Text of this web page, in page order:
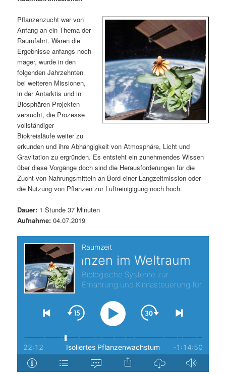
ä
r
e
n
I
n
h
a
t
s
r
g
e
n
d
ä
r
e
n
I
n
a
l
s
i
n
n
v
i
g
a
t
i
o
n
Pflanzenzucht war von
Anfang an ein Thema der
Raumfahrt. Waren die
Ergebnisse anfangs noch
mager, wurde in den
folgenden Jahrzehnten
bei weiteren Missionen,
in der Antarktis und in
Biosphären-Projekten
versucht, die Prozesse
vollständiger
Biokreisläufe weiter zu
erkunden und ihre Abhängigkeit von Atmosphäre, Licht und
Gravitation zu ergründen. Es entsteht ein zunehmendes Wissen
über diese Vorgänge doch sind die Herausforderungen für die
Zucht von Nahrungsmitteln an Bord einer Langzeitmission oder
die Nutzung von Pflanzen zur Luftreinigigung noch hoch.
Dauer: 1 Stunde 37 Minuten
Aufnahme: 04.07.2019